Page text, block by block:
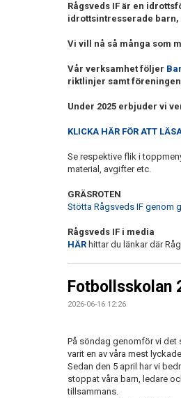
Rågsveds IF är en
idrottsintresserade barn,
Vi vill nå så många som
Vår verksamhet följer
riktlinjer samt
Under 2025 erbjuder vi
KLICKA HÄR FÖR ATT
Se respektive flik i
material, avgifter etc.
GRÄSROTEN
Stötta Rågsveds IF genom
Rågsveds IF i media
HÄR hittar du länkar där
Fotbollsskolan
2026-06-16 12:26
På söndag genomför vi
varit en av våra mest
Sedan den 5 april har vi
stoppat våra barn, ledare
tillsammans.